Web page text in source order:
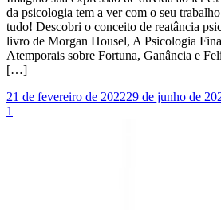
da psicologia tem a ver com o seu
tudo! Descobri o conceito de reatância
livro de Morgan Housel, A Psicologia
Atemporais sobre Fortuna, Ganância e
[…]
21 de fevereiro de 202229 de junho de
1